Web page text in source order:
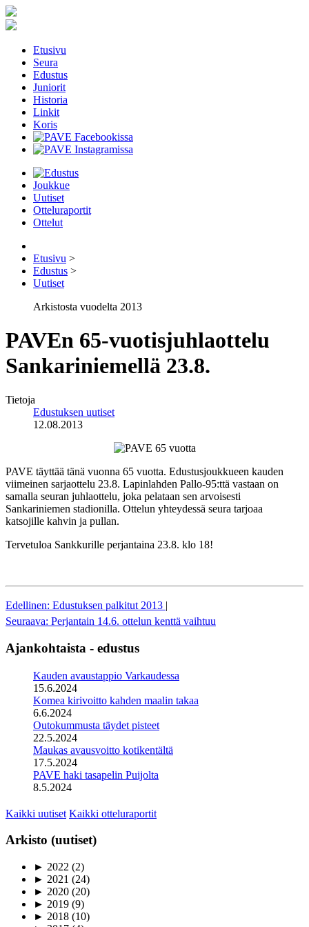
Etusivu
Seura
Edustus
Juniorit
Historia
Linkit
Koris
Joukkue
Uutiset
Otteluraportit
Ottelut
Etusivu >
Edustus >
Uutiset
Arkistosta vuodelta 2013
PAVEn 65-vuotisjuhlaottelu
Sankariniemellä 23.8.
Tietoja
Edustuksen uutiset
12.08.2013
PAVE täyttää tänä vuonna 65 vuotta. Edustusjoukkueen kauden
viimeinen sarjaottelu 23.8. Lapinlahden Pallo-95:ttä vastaan on
samalla seuran juhlaottelu, joka pelataan sen arvoisesti
Sankariniemen stadionilla. Ottelun yhteydessä seura tarjoaa
katsojille kahvin ja pullan.
Tervetuloa Sankkurille perjantaina 23.8. klo 18!
Edellinen: Edustuksen palkitut 2013 |
Seuraava: Perjantain 14.6. ottelun kenttä vaihtuu
Ajankohtaista - edustus
Kauden avaustappio Varkaudessa
15.6.2024
Komea kirivoitto kahden maalin takaa
6.6.2024
Outokummusta täydet pisteet
22.5.2024
Maukas avausvoitto kotikentältä
17.5.2024
PAVE haki tasapelin Puijolta
8.5.2024
Kaikki uutiset Kaikki otteluraportit
Arkisto (uutiset)
► 2022 (2)
► 2021 (24)
► 2020 (20)
► 2019 (9)
► 2018 (10)